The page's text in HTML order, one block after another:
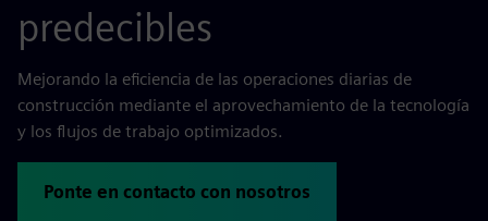
predecibles
Mejorando la eficiencia de las operaciones diarias de
construcción mediante el aprovechamiento de la tecnología
y los flujos de trabajo optimizados.
Ponte en contacto con nosotros